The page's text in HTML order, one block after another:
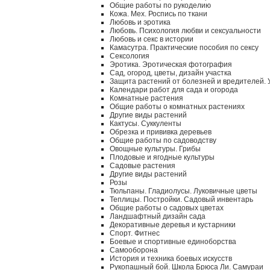
Общие работы по рукоделию
Кожа. Мех. Роспись по ткани
Любовь и эротика
Любовь. Психология любви и сексуальности
Любовь и секс в истории
Камасутра. Практические пособия по сексу
Сексология
Эротика. Эротическая фотография
Сад, огород, цветы, дизайн участка
Защита растений от болезней и вредителей.
Календари работ для сада и огорода
Комнатные растения
Общие работы о комнатных растениях
Другие виды растений
Кактусы. Суккуленты
Обрезка и прививка деревьев
Общие работы по садоводству
Овощные культуры. Грибы
Плодовые и ягодные культуры
Садовые растения
Другие виды растений
Розы
Тюльпаны. Гладиолусы. Луковичные цветы
Теплицы. Постройки. Садовый инвентарь
Общие работы о садовых цветах
Ландшафтный дизайн сада
Декоративные деревья и кустарники
Спорт. Фитнес
Боевые и спортивные единоборства
Самооборона
История и техника боевых искусств
Рукопашный бой. Школа Брюса Ли. Самураи